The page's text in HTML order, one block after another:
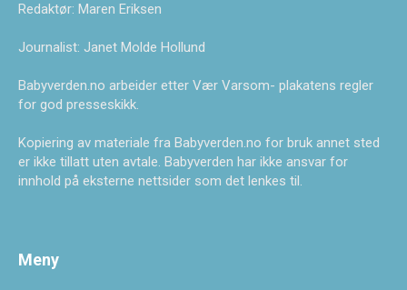
Redaktør: Maren Eriksen
Journalist: Janet Molde Hollund
Babyverden.no arbeider etter Vær Varsom- plakatens regler
for god presseskikk.
Kopiering av materiale fra Babyverden.no for bruk annet sted
er ikke tillatt uten avtale. Babyverden har ikke ansvar for
innhold på eksterne nettsider som det lenkes til.
Meny